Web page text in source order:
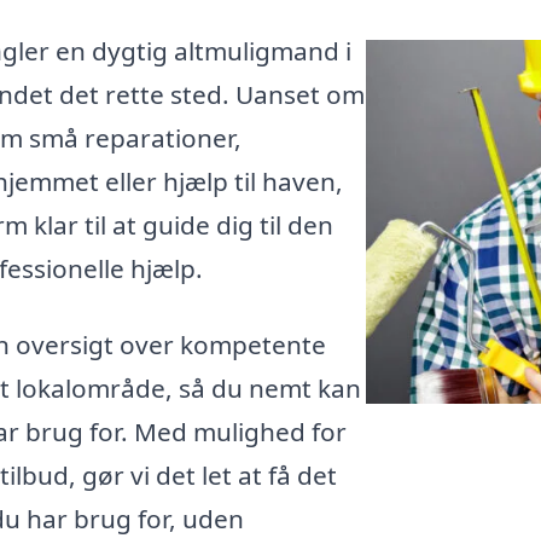
en dygtig altmuligmand i
det rette sted. Uanset om
små reparationer,
eller hjælp til haven,
klar til at guide dig til den
hjælp.
oversigt over kompetente
lokalområde, så du nemt kan
brug for. Med mulighed for
gør vi det let at få det
har brug for, uden